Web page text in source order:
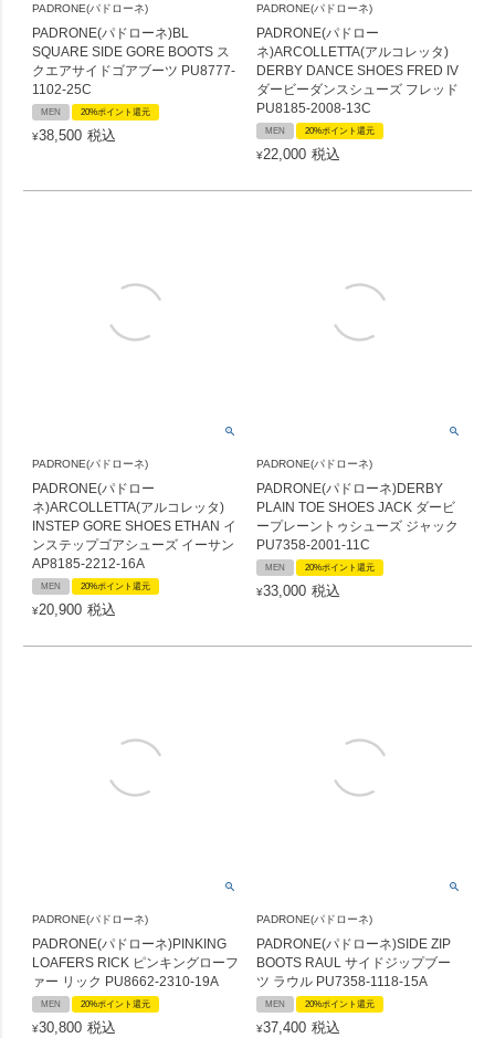
PADRONE(パドローネ)
PADRONE(パドローネ)BL
SQUARE SIDE GORE BOOTS ス
クエアサイドゴアブーツ PU8777-
1102-25C
MEN 20%ポイント還元
¥38,500 税込
PADRONE(パドローネ)
PADRONE(パドロー
ネ)ARCOLLETTA(アルコレッタ)
DERBY DANCE SHOES FRED IV
ダービーダンスシューズ フレッド
PU8185-2008-13C
MEN 20%ポイント還元
¥22,000 税込
PADRONE(パドローネ)
PADRONE(パドロー
ネ)ARCOLLETTA(アルコレッタ)
INSTEP GORE SHOES ETHAN イ
ンステップゴアシューズ イーサン
AP8185-2212-16A
MEN 20%ポイント還元
¥20,900 税込
PADRONE(パドローネ)
PADRONE(パドローネ)DERBY
PLAIN TOE SHOES JACK ダービ
ープレーントゥシューズ ジャック
PU7358-2001-11C
MEN 20%ポイント還元
¥33,000 税込
PADRONE(パドローネ)
PADRONE(パドローネ)PINKING
LOAFERS RICK ピンキングローフ
ァー リック PU8662-2310-19A
MEN 20%ポイント還元
¥30,800 税込
PADRONE(パドローネ)
PADRONE(パドローネ)SIDE ZIP
BOOTS RAUL サイドジップブー
ツ ラウル PU7358-1118-15A
MEN 20%ポイント還元
¥37,400 税込